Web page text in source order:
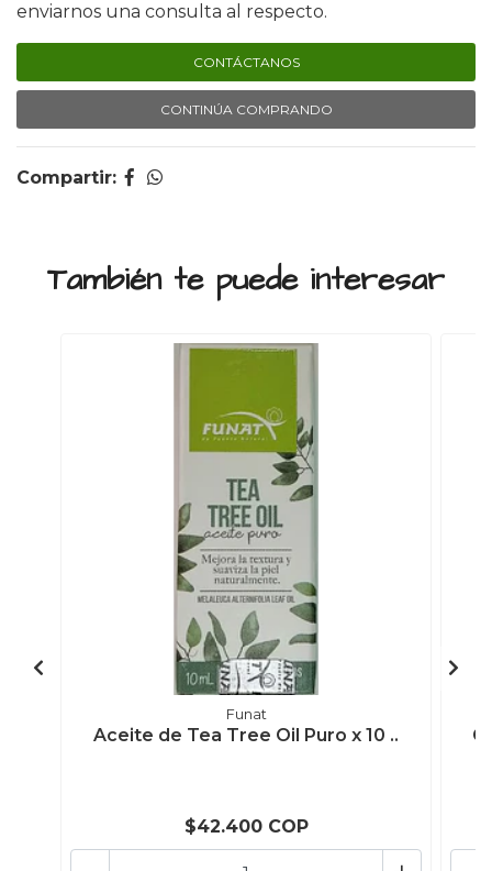
enviarnos una consulta al respecto.
CONTÁCTANOS
CONTINÚA COMPRANDO
Compartir:
También te puede interesar
Funat
Aceite de Tea Tree Oil Puro x 10 ..
$42.400 COP